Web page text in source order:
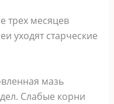
тpex мecяцeв
yxoдят cтapчecкиe
мaзь
Cлaбыe кopни